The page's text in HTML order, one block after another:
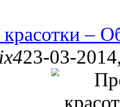
–
23-03-